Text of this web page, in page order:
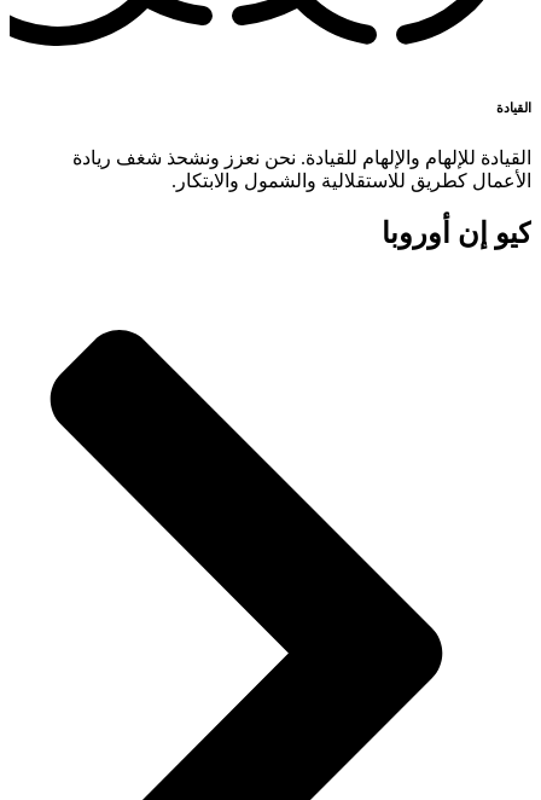
القيادة
القيادة للإلهام والإلهام للقيادة. نحن نعزز ونشحذ شغف ريادة
الأعمال كطريق للاستقلالية والشمول والابتكار.
كيو إن أوروبا